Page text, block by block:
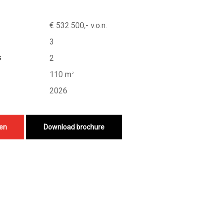
€ 532.500,- v.o.n.
3
2
110 m 2
2026
Download brochure